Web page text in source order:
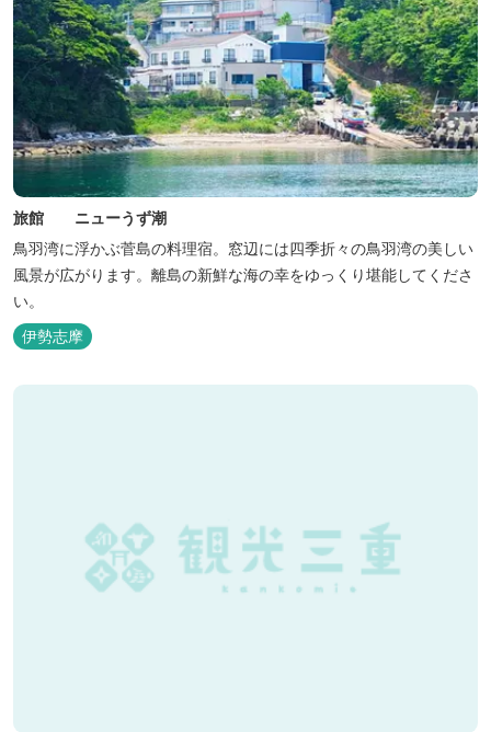
旅館 ニューうず潮
鳥羽湾に浮かぶ菅島の料理宿。窓辺には四季折々の鳥羽湾の美しい
風景が広がります。離島の新鮮な海の幸をゆっくり堪能してくださ
い。
伊勢志摩